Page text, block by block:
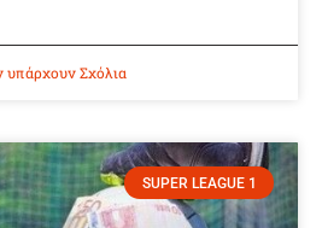
υπάρχουν Σχόλια
SUPER LEAGUE 1